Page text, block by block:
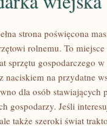
strona poświęcona
rolnemu. To
sprzętu gospodarczego
naciskiem na przydatne
dla osób stawiających
gospodarzy. Jeśli
także szeroki świat